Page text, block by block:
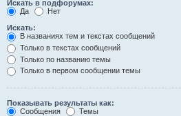
Искать в подфорумах:
Да
Нет
Искать:
В названиях тем и текстах сообщений
Только в текстах сообщений
Только по названию темы
Только в первом сообщении темы
Показывать результаты как:
Сообщения
Темы